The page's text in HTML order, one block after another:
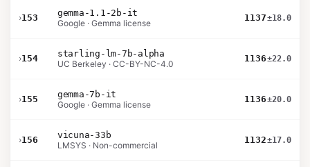
›153
gemma-1.1-2b-it
Google · Gemma license
1137±18.0
›154
starling-lm-7b-alpha
UC Berkeley · CC-BY-NC-4.0
1136±22.0
›155
gemma-7b-it
Google · Gemma license
1136±20.0
›156
vicuna-33b
LMSYS · Non-commercial
1132±17.0